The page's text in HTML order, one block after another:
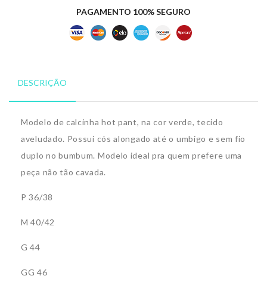
PAGAMENTO 100% SEGURO
DESCRIÇÃO
Modelo de calcinha hot pant, na cor verde, tecido
aveludado. Possui cós alongado até o umbigo e sem fio
duplo no bumbum. Modelo ideal pra quem prefere uma
peça não tão cavada.
P 36/38
M 40/42
G 44
GG 46